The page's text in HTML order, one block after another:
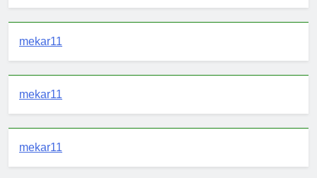
mekar11
mekar11
mekar11